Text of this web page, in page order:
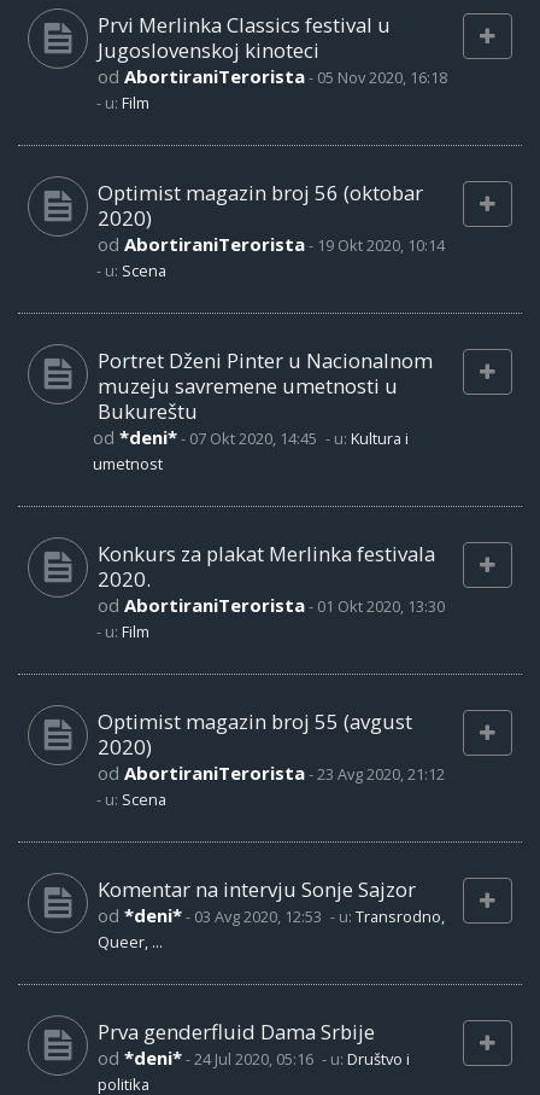
Prvi Merlinka Classics festival u
Jugoslovenskoj kinoteci
od AbortiraniTerorista- 05 Nov 2020, 16:18
- u: Film
Optimist magazin broj 56 (oktobar
2020)
od AbortiraniTerorista- 19 Okt 2020, 10:14
- u: Scena
Portret Dženi Pinter u Nacionalnom
muzeju savremene umetnosti u
Bukureštu
od *deni*- 07 Okt 2020, 14:45 - u: Kultura i
umetnost
Konkurs za plakat Merlinka festivala
2020.
od AbortiraniTerorista- 01 Okt 2020, 13:30
- u: Film
Optimist magazin broj 55 (avgust
2020)
od AbortiraniTerorista-23 Avg 2020, 21:12
- u: Scena
Komentar na intervju Sonje Sajzor
od *deni*- 03 Avg 2020, 12:53 - u: Transrodno,
Queer, ...
Prva genderfluid Dama Srbije
od *deni*-24 Jul 2020, 05:16 - u: Društvo i
politika